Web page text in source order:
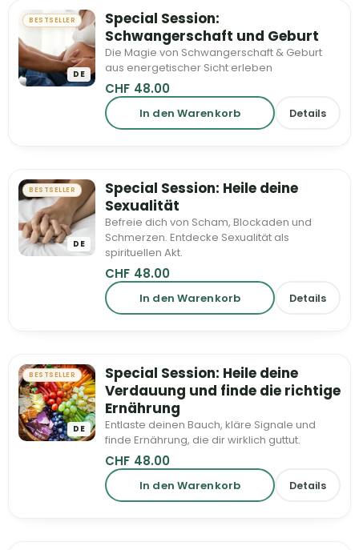
BESTSELLER
DE
Special Session:
Schwangerschaft und Geburt
Die Magie von Schwangerschaft & Geburt
aus energetischer Sicht erleben
CHF 48.00
In den Warenkorb Details
BESTSELLER
DE
Special Session: Heile deine
Sexualität
Befreie dich von Scham, Blockaden und
Schmerzen. Entdecke Sexualität als
spirituellen Akt.
CHF 48.00
In den Warenkorb Details
BESTSELLER
DE
Special Session: Heile deine
Verdauung und finde die richtige
Ernährung
Entlaste deinen Bauch, kläre Signale und
finde Ernährung, die dir wirklich guttut.
CHF 48.00
In den Warenkorb Details